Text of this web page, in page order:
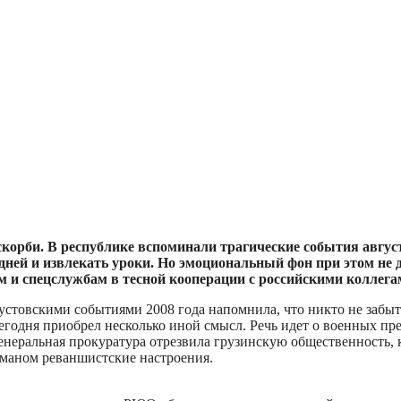
В республике вспоминали трагические события
и извлекать уроки. Но эмоциональный фон при этом
спецслужбам в тесной кооперации с российскими
событиями 2008 года напомнила, что никто не
приобрел несколько иной смысл. Речь идет о военных
прокуратура отрезвила грузинскую общественность,
реваншистские настроения.